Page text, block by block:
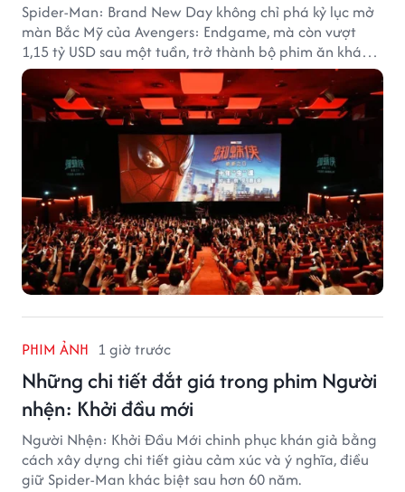
Spider-Man: Brand New Day không chỉ phá kỷ lục mở
màn Bắc Mỹ của Avengers: Endgame, mà còn vượt
1,15 tỷ USD sau một tuần, trở thành bộ phim ăn khách
nhất năm 2026.
PHIM ẢNH 1 giờ trước
Những chi tiết đắt giá trong phim Người
nhện: Khởi đầu mới
Người Nhện: Khởi Đầu Mới chinh phục khán giả bằng
cách xây dựng chi tiết giàu cảm xúc và ý nghĩa, điều
giữ Spider-Man khác biệt sau hơn 60 năm.